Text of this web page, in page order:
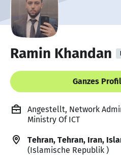
Ramin Khandan
Ganzes
Angestellt, Network
Ministry Of ICT
Tehran, Tehran, Iran,
(Islamische Republik )